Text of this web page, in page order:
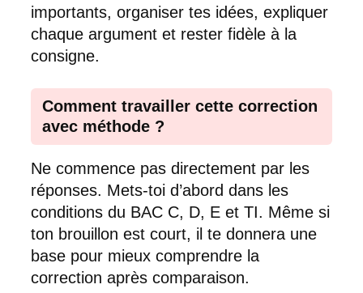
importants, organiser tes idées, expliquer
chaque argument et rester fidèle à la
consigne.
Comment travailler cette correction
avec méthode ?
Ne commence pas directement par les
réponses. Mets-toi d’abord dans les
conditions du BAC C, D, E et TI. Même si
ton brouillon est court, il te donnera une
base pour mieux comprendre la
correction après comparaison.